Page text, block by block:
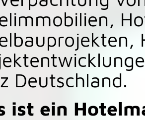
Deutschland.
ist ein